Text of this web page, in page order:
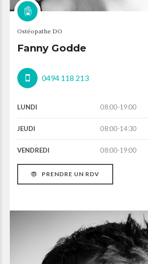
Ostéopathe DO
Fanny Godde
0494 118 213
LUNDI 08:00-19:00
JEUDI 08:00-14:30
VENDREDI 08:00-19:00
PRENDRE UN RDV